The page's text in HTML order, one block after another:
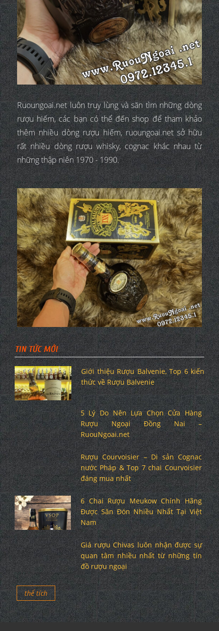
Ruoungoai.net luôn truy lùng và săn tìm những dòng
rượu hiếm, các bạn có thể đến shop để tham khảo
thêm nhiều dòng rượu hiếm, ruoungoai.net sở hữu
rất nhiều dòng rượu whisky, cognac khác nhau từ
những thập niên 1970 - 1990.
TIN TỨC MỚI
Giới thiệu Rượu Balvenie, Top 6 kiến
thức về Rượu Balvenie
5 Lý Do Nên Lựa Chọn Cửa Hàng
Rượu Ngoại Đồng Nai –
RuouNgoai.net
Rượu Courvoisier – Di sản Cognac
nước Pháp & Top 7 chai Courvoisier
đáng mua nhất
6 Chai Rượu Meukow Chính Hãng
Được Săn Đón Nhiều Nhất Tại Việt
Nam
Giá rượu Chivas luôn nhận được sự
quan tâm nhiều nhất từ những tín
đồ rượu ngoại
thể tích